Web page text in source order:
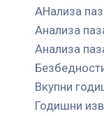
АНализа
Анализа
Анализа
Вкупни
Годишни